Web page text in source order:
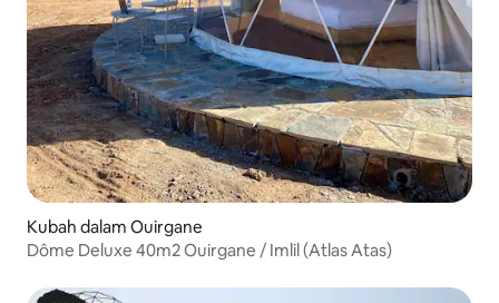
Kubah dalam Ouirgane
Dôme Deluxe 40m2 Ouirgane / Imlil (Atlas Atas)